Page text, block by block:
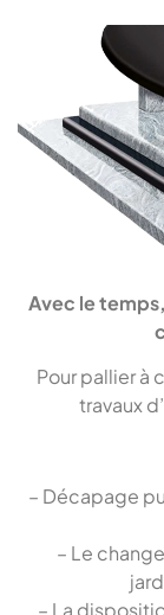
Avec le
Pour pallier à
travaux
– Décapage
– Le
– La